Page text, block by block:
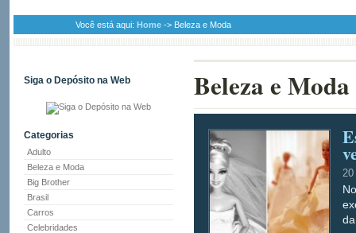
Você está aqui: Home -> Beleza e Moda
Siga o Depósito na Web
Categorias
Adulto
Beleza e Moda
Big Brother
Brasil
Carros
Celebridades
Beleza e Moda
20